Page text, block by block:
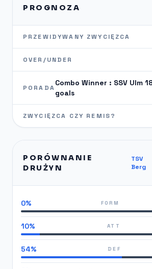
PROGNOZA
PRZEWIDYWANY ZWYCIĘZCA
OVER/UNDER
PORADA
Combo Winner : SSV Ulm
goals
ZWYCIĘZCA CZY REMIS?
PORÓWNANIE
DRUŻYN
TSV
Berg
0% FORM
10% ATT
54% DEF